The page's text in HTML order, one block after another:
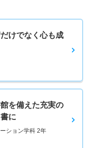
けでなく心も成
を備えた充実の
に
ション学科 2年